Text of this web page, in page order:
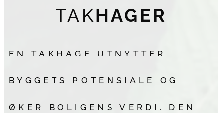
TAKHAGER
EN TAKHAGE UTNYTTER
BYGGETS POTENSIALE OG
ØKER BOLIGENS VERDI. DEN